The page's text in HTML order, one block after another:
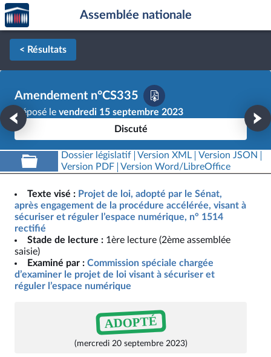
Aller au contenu
Aller en bas de la page
Accèder
à la
page
d'accueil
Assemblée nationale
< Résultats
Amendement n°CS335
Déposé le vendredi 15 septembre 2023
Discuté
Dossier législatif Version XML
Version JSON
Version PDF
Version Word/LibreOffice
Texte visé : Projet de loi, adopté par le Sénat,
après engagement de la procédure accélérée, visant à
sécuriser et réguler l’espace numérique, n° 1514
rectifié
Stade de lecture : 1ère lecture (2ème assemblée
saisie)
Examiné par : Commission spéciale chargée
d’examiner le projet de loi visant à sécuriser et
réguler l’espace numérique
ADOPTÉ
(mercredi 20 septembre 2023)